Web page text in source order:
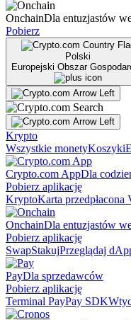
OnchainDla entuzjastów
Pobierz
Polski
Europejski Obszar
Krypto
Wszystkie monetyKoszyki
Crypto.com AppDla
Pobierz aplikację
KryptoKarta przedpłacona
OnchainDla entuzjastów
Pobierz aplikację
SwapStakujPrzeglądaj
PayDla sprzedawców
Pobierz aplikację
Terminal PayPay SDK